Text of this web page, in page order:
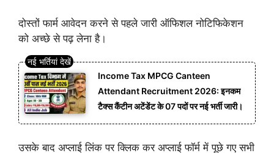
दोस्तों फार्म आवेदन करने से पहले जारी ऑफिशल नोटिफिकेशन
को अच्छे से पढ़ लेना है।
Income Tax MPCG Canteen
Attendant Recruitment 2026: इनकम
टैक्स कैंटीन अटेंडेंट के 07 पदों पर नई भर्ती जारी।
उसके बाद अप्लाई लिंक पर क्लिक कर अप्लाई फॉर्म में पूछे गए सभी